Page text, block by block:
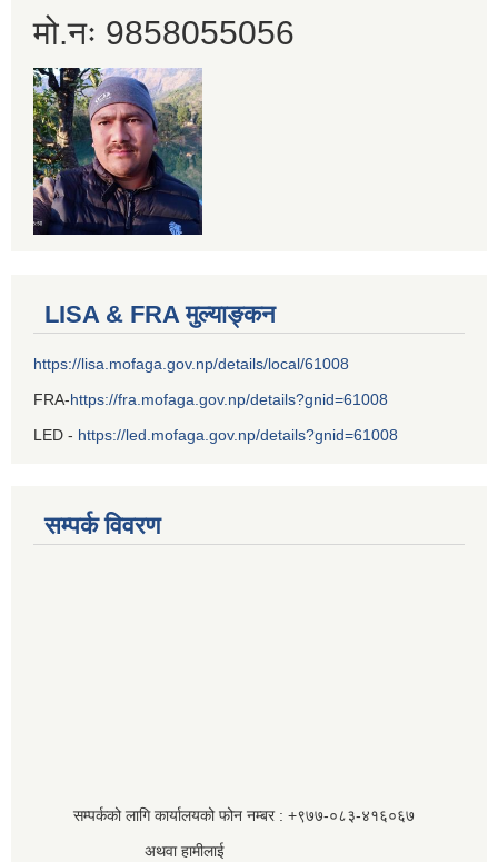
मो.नः 9858055056
LISA & FRA मुल्याङ्कन
https://lisa.mofaga.gov.np/details/local/61008
FRA-https://fra.mofaga.gov.np/details?gnid=61008
LED - https://led.mofaga.gov.np/details?gnid=61008
सम्पर्क विवरण
सम्पर्कको लागि कार्यालयको फोन नम्बर : +९७७-०८३‍-४१६०६७
अथवा हामीलाई